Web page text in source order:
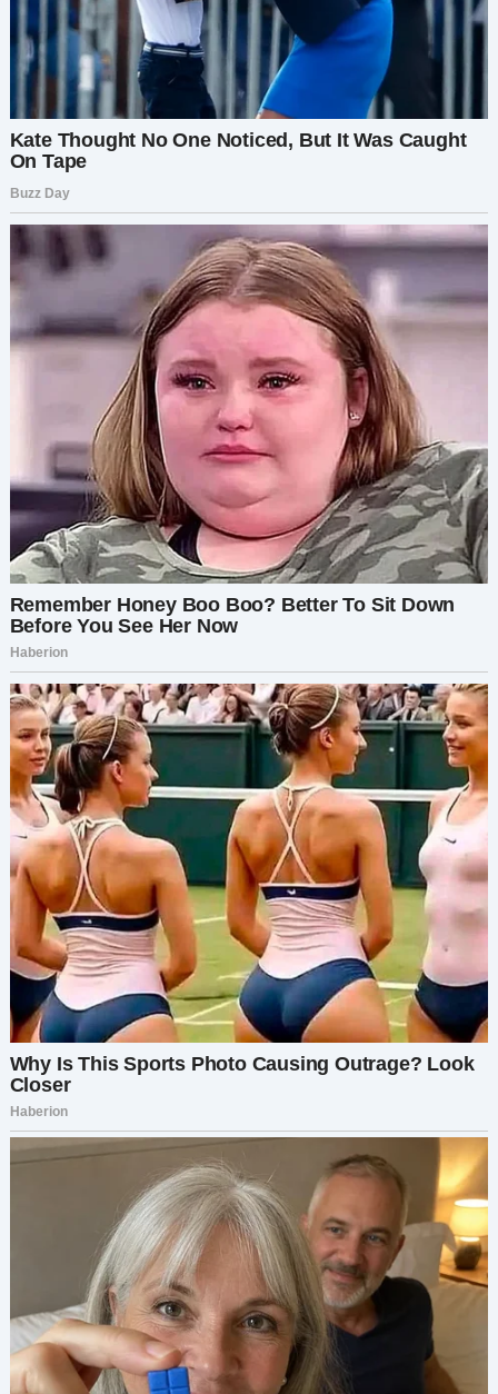
По залу прокатились вздохи. Родители
обменивались испуганными взглядами.
Некоторые прикрывали рты от изумления.
Учителя, только что улыбавшиеся и гордые,
теперь смотрели на Людмилу с шоком и
отвращением.
Людмила застыла на сцене. Её лицо
побледнело, когда она поняла, что происходит.
Она повернулась к экрану, её рот в ужасе
приоткрылся. Бежать было некуда. Каждое
ненавистное слово, каждое жестокое
оскорбление, брошенное ею в адрес Пети,
было выставлено на всеобщее обозрение.
Видео закончилось, оставив за собой
оглушительную тишину. Затем начался шёпот.
Родители перешёптывались, качали головами,
возмущались. Одна мать встала и крикнула: «Я
не хочу, чтобы она учила моего ребёнка!»
Другие тут же последовали её примеру, их
голоса слились в гневном гуле.
«Я не могу в это поверить! Она просто монстр!»
«Как такой человек может работать с детьми?»
Директор, выглядя растерянным, поспешил к
микрофону. «Пожалуйста, все успокойтесь.
Мы… мы немедленно разберёмся с этим». Он
бросил панический взгляд на Людмилу, которая
стояла как вкопанная, не в силах пошевелиться,
её карьера рушилась на её глазах.
В течение нескольких минут родители
требовали перевести их детей из класса
Людмилы. У школьного совета не было другого
выбора, кроме как действовать быстро. К
концу дня Людмилу отстранили от работы до
окончания полного расследования. Её некогда
уважаемая карьера учителя была окончена.
Когда я ехала домой тем вечером, я
почувствовала, как меня накрывает волна
облегчения. Я сделала то, что должна была. Я
защитила своего сына и разоблачила истинное
лицо Людмилы. Это было нелегко, но я знала,
что поступила правильно.
Когда я вернулась, Петя и Матвей тихо играли.